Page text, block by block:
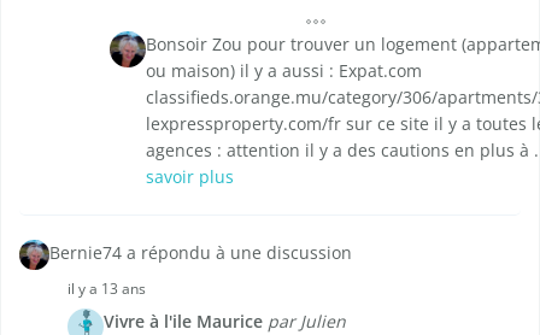
Bonsoir Zou pour trouver un logement
ou maison) il y a aussi : Expat.com
classifieds.orange.mu/category/306/
lexpressproperty.com/fr sur ce site il y a toutes
agences : attention il y a des cautions en plus à
savoir plus
Bernie74 a répondu à une discussion
il y a 13 ans
Vivre à l'ile Maurice par Julien